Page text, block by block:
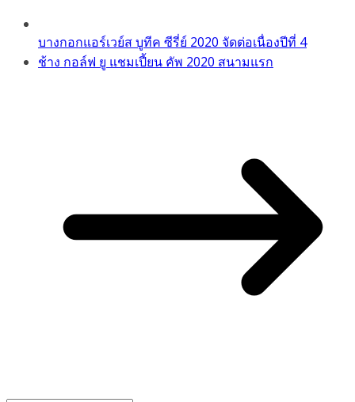
บางกอกแอร์เวย์ส บูทีค ซีรี่ย์ 2020 จัดต่อเนื่องปีที่ 4
ช้าง กอล์ฟ ยู แชมเปี้ยน คัพ 2020 สนามแรก